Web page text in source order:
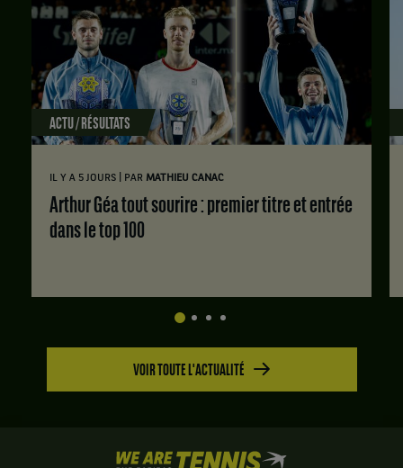
ACTU / RÉSULTATS
IL Y A 5 JOURS PAR MATHIEU CANAC
Arthur Géa tout sourire : premier titre et entrée
dans le top 100
VOIR TOUTE L'ACTUALITÉ
We